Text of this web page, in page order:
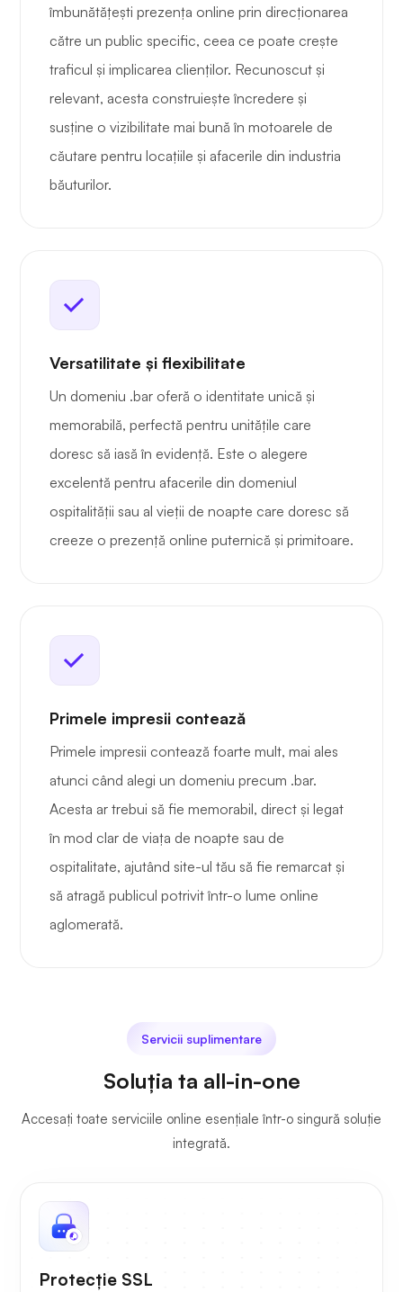
îmbunătățești prezența online prin direcționarea
către un public specific, ceea ce poate crește
traficul și implicarea clienților. Recunoscut și
relevant, acesta construiește încredere și
susține o vizibilitate mai bună în motoarele de
căutare pentru locațiile și afacerile din industria
băuturilor.
Versatilitate și flexibilitate
Un domeniu .bar oferă o identitate unică și
memorabilă, perfectă pentru unitățile care
doresc să iasă în evidență. Este o alegere
excelentă pentru afacerile din domeniul
ospitalității sau al vieții de noapte care doresc să
creeze o prezență online puternică și primitoare.
Primele impresii contează
Primele impresii contează foarte mult, mai ales
atunci când alegi un domeniu precum .bar.
Acesta ar trebui să fie memorabil, direct și legat
în mod clar de viața de noapte sau de
ospitalitate, ajutând site-ul tău să fie remarcat și
să atragă publicul potrivit într-o lume online
aglomerată.
Servicii suplimentare
Soluția ta all-in-one
Accesați toate serviciile online esențiale într-o singură soluție
integrată.
Protecție SSL